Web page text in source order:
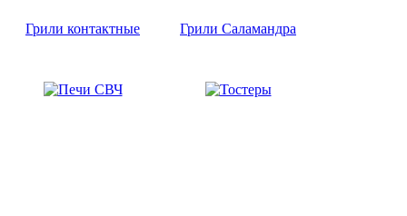
Грили контактные Грили Саламандра